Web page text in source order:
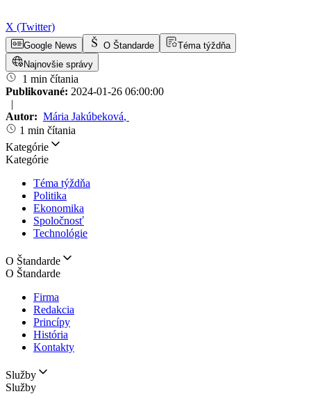
X (Twitter)
Google News O Štandarde
Téma týždňa
Najnovšie správy
1 min čítania
Publikované: 2024-01-26 06:00:00
|
Autor: Mária Jakúbeková,
1 min čítania
Kategórie
Kategórie
Téma týždňa
Politika
Ekonomika
Spoločnosť
Technológie
O Štandarde
O Štandarde
Firma
Redakcia
Princípy
História
Kontakty
Služby
Služby